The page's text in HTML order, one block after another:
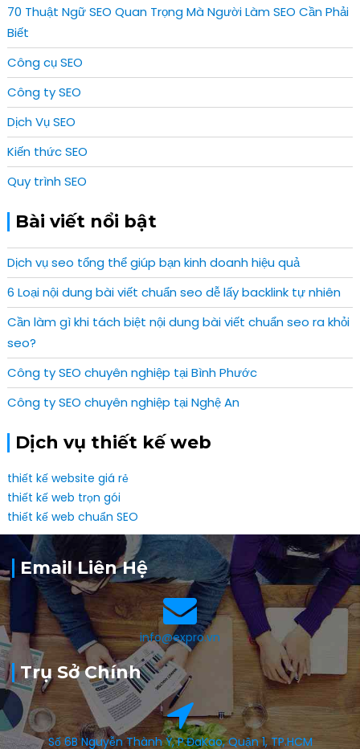
70 Thuật Ngữ SEO Quan Trọng Mà Người Làm SEO Cần Phải
Biết
Công cụ SEO
Công ty SEO
Dịch Vụ SEO
Kiến thức SEO
Quy trình SEO
Bài viết nổi bật
Dịch vụ seo tổng thể giúp bạn kinh doanh hiệu quả
6 Loại nội dung bài viết chuẩn seo dễ lấy backlink tự nhiên
Cần làm gì khi tách biệt nội dung bài viết chuẩn seo ra khỏi
seo?
Công ty SEO chuyên nghiệp tại Bình Phước
Công ty SEO chuyên nghiệp tại Nghệ An
Dịch vụ thiết kế web
thiết kế website giá rẻ
thiết kế web trọn gói
thiết kế web chuẩn SEO
Email Liên Hệ
info@expro.vn
Trụ Sở Chính
Số 6B Nguyễn Thành Ý, P.ĐaKao, Quận 1, TP.HCM